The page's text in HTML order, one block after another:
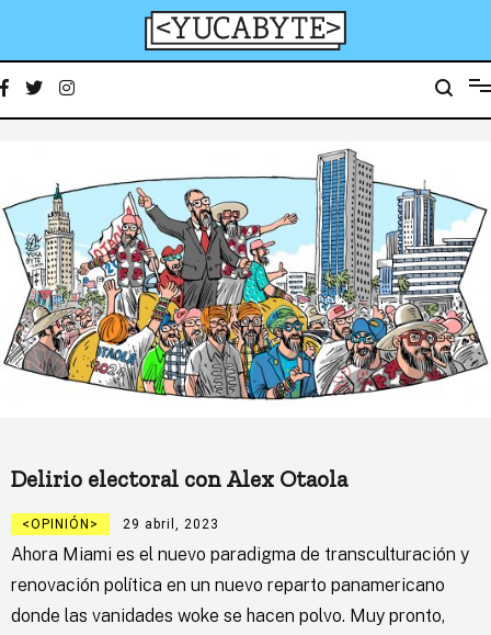
YucaByte
Delirio electoral con Alex Otaola
OPINIÓN 29 abril, 2023
Ahora Miami es el nuevo paradigma de transculturación y
renovación política en un nuevo reparto panamericano
donde las vanidades woke se hacen polvo. Muy pronto,